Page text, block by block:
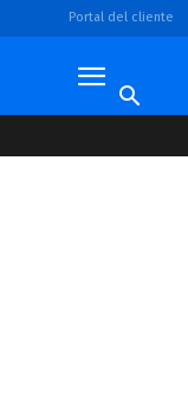
Portal del cliente